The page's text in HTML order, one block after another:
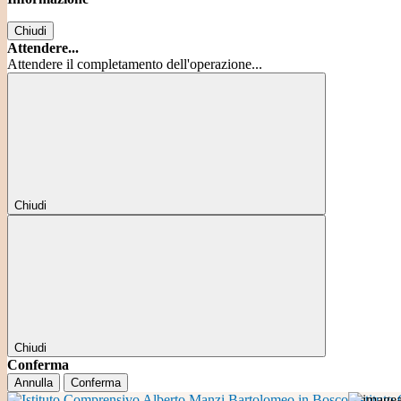
Chiudi
Attendere...
Attendere il completamento dell'operazione...
Chiudi
Chiudi
Conferma
Annulla Conferma